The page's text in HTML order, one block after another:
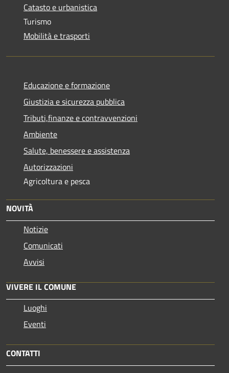
Catasto e urbanistica
Turismo
Mobilità e trasporti
Educazione e formazione
Giustizia e sicurezza pubblica
Tributi,finanze e contravvenzioni
Ambiente
Salute, benessere e assistenza
Autorizzazioni
Agricoltura e pesca
NOVITÀ
Notizie
Comunicati
Avvisi
VIVERE IL COMUNE
Luoghi
Eventi
CONTATTI